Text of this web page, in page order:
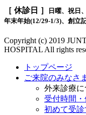
［ 休診日 ］
日曜、祝日
年末年始(12/29-1/3)、創立
Copyright (c) 2019
HOSPITAL All rights
トップページ
ご来院のみなさま
外来診療に
受付時間
初めて受